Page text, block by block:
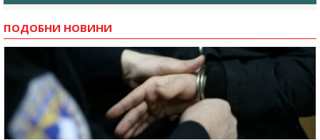
ПОДОБНИ НОВИНИ